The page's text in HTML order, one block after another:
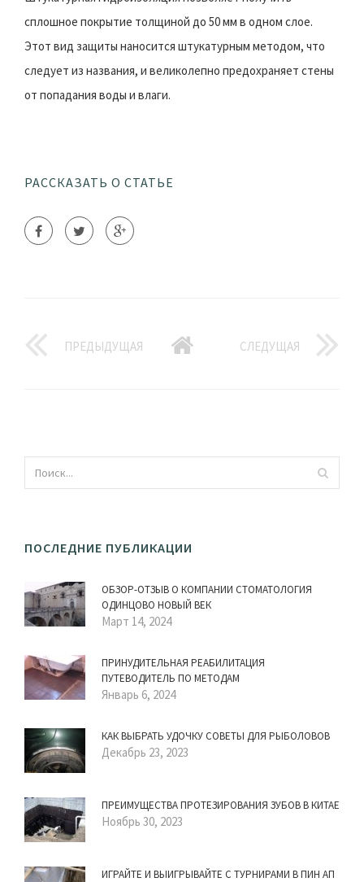
сплошное покрытие толщиной до 50 мм в одном слое.
Этот вид защиты наносится штукатурным методом, что
следует из названия, и великолепно предохраняет стены
от попадания воды и влаги.
РАССКАЗАТЬ О СТАТЬЕ
ПРЕДЫДУЩАЯ СЛЕДУЩАЯ
ПОСЛЕДНИЕ ПУБЛИКАЦИИ
ОБЗОР-ОТЗЫВ О КОМПАНИИ СТОМАТОЛОГИЯ
ОДИНЦОВО НОВЫЙ ВЕК
Март 14, 2024
ПРИНУДИТЕЛЬНАЯ РЕАБИЛИТАЦИЯ
ПУТЕВОДИТЕЛЬ ПО МЕТОДАМ
Январь 6, 2024
КАК ВЫБРАТЬ УДОЧКУ СОВЕТЫ ДЛЯ РЫБОЛОВОВ
Декабрь 23, 2023
ПРЕИМУЩЕСТВА ПРОТЕЗИРОВАНИЯ ЗУБОВ В КИТАЕ
Ноябрь 30, 2023
ИГРАЙТЕ И ВЫИГРЫВАЙТЕ С ТУРНИРАМИ В ПИН АП